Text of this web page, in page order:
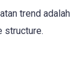
trend adalah
structure.